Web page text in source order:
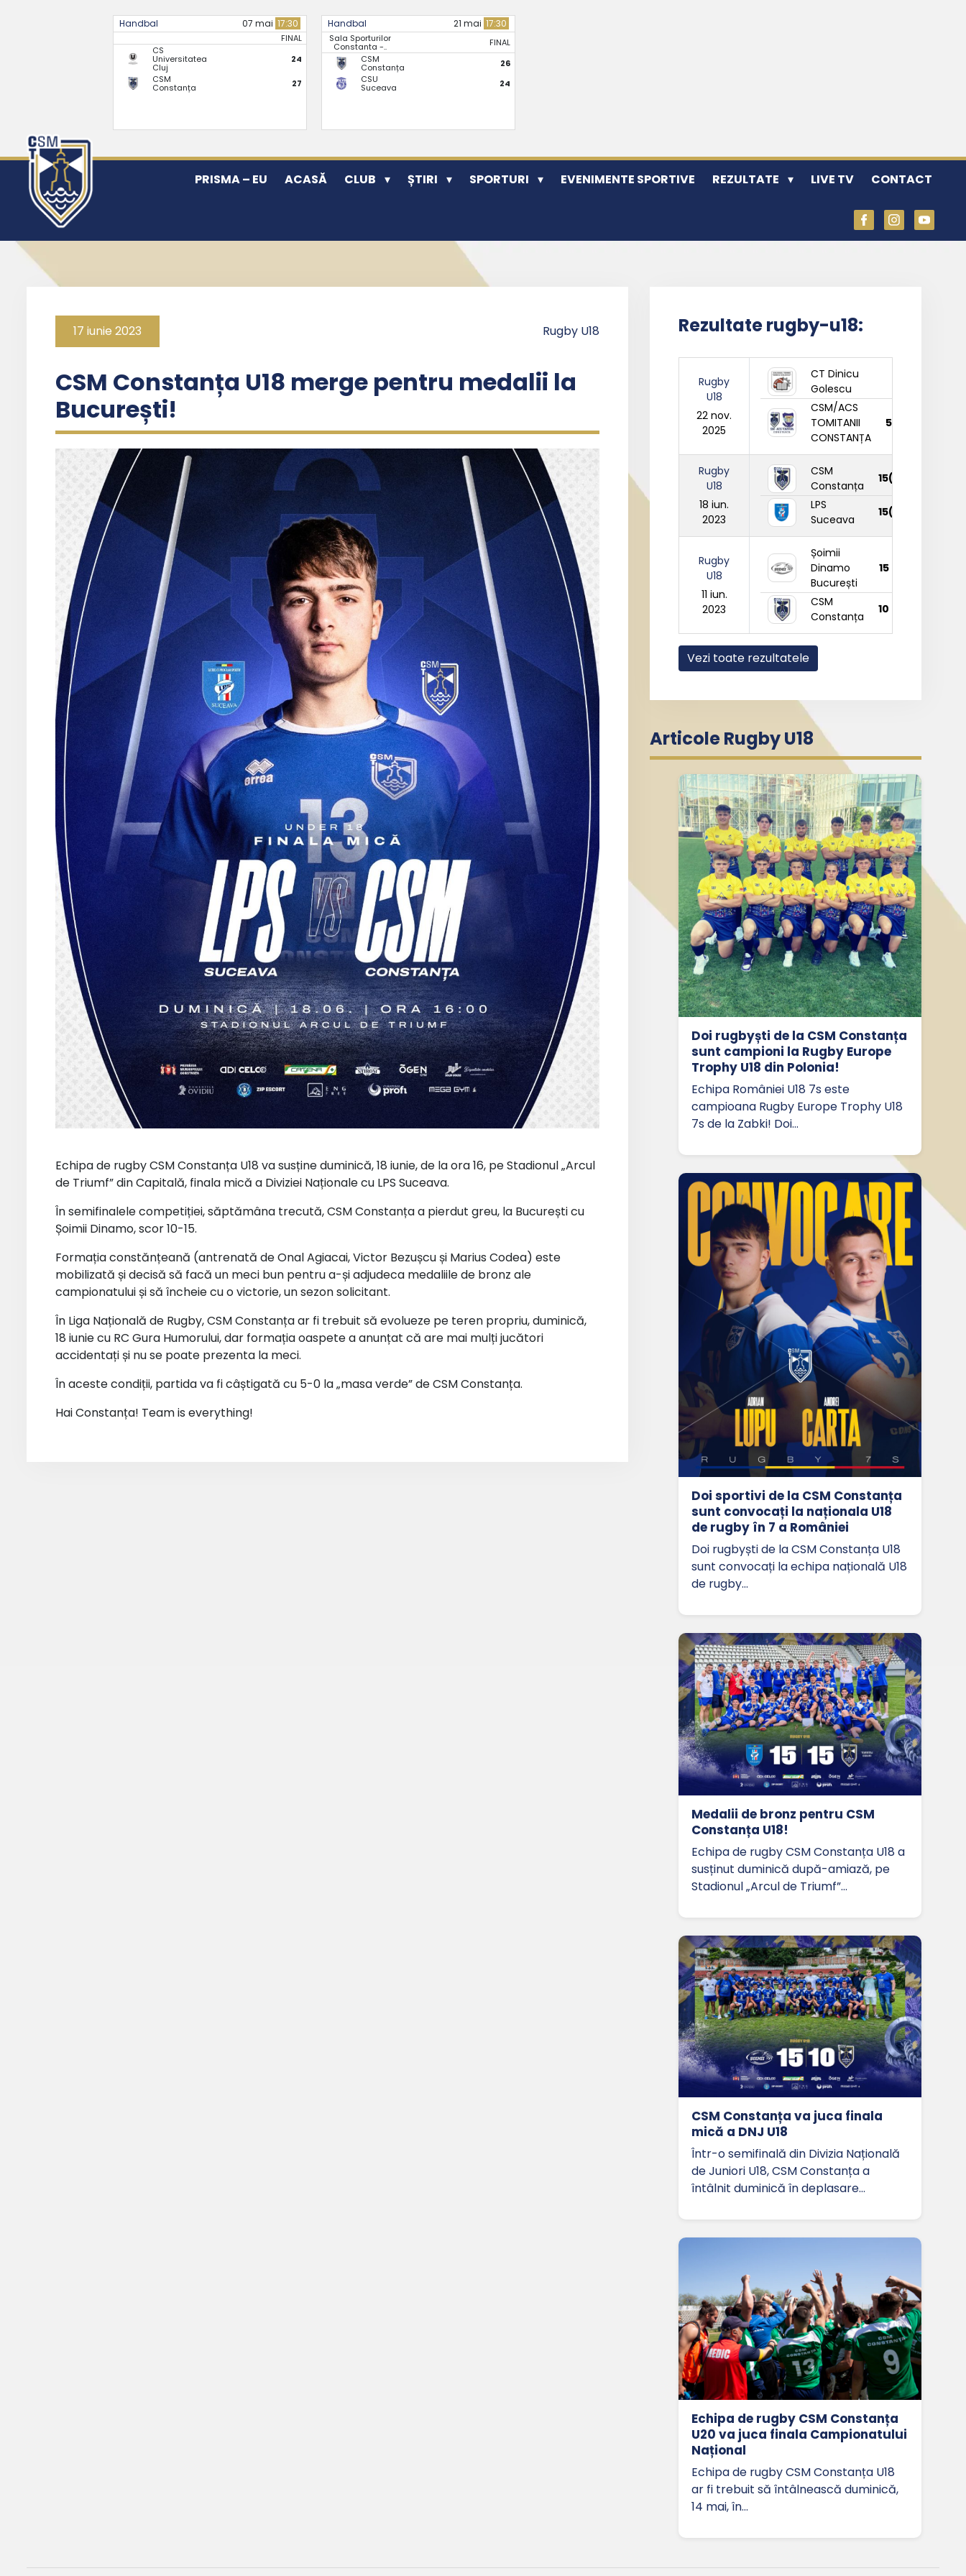
Handbal 07 mai 17:30
FINAL
CS
Universitatea
Cluj
24
CSM
Constanța 27
Handbal 21 mai 17:30
Sala Sporturilor
Constanta -..
FINAL
CSM
Constanța
26
CSU
Suceava 24
PRISMA – EU ACASĂ CLUB ȘTIRI SPORTURI EVENIMENTE SPORTIVE REZULTATE LIVE TV CONTACT
17 iunie 2023 Rugby U18
CSM Constanța U18 merge pentru medalii la
București!
Echipa de rugby CSM Constanța U18 va susține duminică, 18 iunie, de la ora 16, pe Stadionul „Arcul
de Triumf” din Capitală, finala mică a Diviziei Naționale cu LPS Suceava.
În semifinalele competiției, săptămâna trecută, CSM Constanța a pierdut greu, la București cu
Șoimii Dinamo, scor 10-15.
Formația constănțeană (antrenată de Onal Agiacai, Victor Bezușcu și Marius Codea) este
mobilizată și decisă să facă un meci bun pentru a-și adjudeca medaliile de bronz ale
campionatului și să încheie cu o victorie, un sezon solicitant.
În Liga Națională de Rugby, CSM Constanța ar fi trebuit să evolueze pe teren propriu, duminică,
18 iunie cu RC Gura Humorului, dar formația oaspete a anunțat că are mai mulți jucători
accidentați și nu se poate prezenta la meci.
În aceste condiții, partida va fi câștigată cu 5-0 la „masa verde” de CSM Constanța.
Hai Constanța! Team is everything!
Rezultate rugby-u18:
Rugby
U18
22 nov.
2025
CT Dinicu
Golescu
CSM/ACS
TOMITANII
CONSTANȚA
55
Rugby
U18
18 iun.
2023
CSM
Constanța
15(3)
LPS
Suceava
15(2)
Rugby
U18
11 iun.
2023
Șoimii
Dinamo
București
15
CSM
Constanța
10
Vezi toate rezultatele
Articole Rugby U18
Doi rugbyști de la CSM Constanța
sunt campioni la Rugby Europe
Trophy U18 din Polonia!
Echipa României U18 7s este
campioana Rugby Europe Trophy U18
7s de la Zabki! Doi…
Doi sportivi de la CSM Constanța
sunt convocați la naționala U18
de rugby în 7 a României
Doi rugbyști de la CSM Constanța U18
sunt convocați la echipa națională U18
de rugby…
Medalii de bronz pentru CSM
Constanța U18!
Echipa de rugby CSM Constanța U18 a
susținut duminică după-amiază, pe
Stadionul „Arcul de Triumf”…
CSM Constanța va juca finala
mică a DNJ U18
Într-o semifinală din Divizia Națională
de Juniori U18, CSM Constanța a
întâlnit duminică în deplasare…
Echipa de rugby CSM Constanța
U20 va juca finala Campionatului
Național
Echipa de rugby CSM Constanța U18
ar fi trebuit să întâlnească duminică,
14 mai, în…